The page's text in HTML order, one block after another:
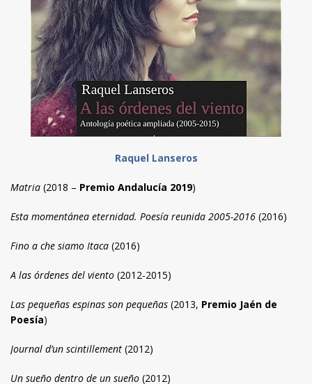
Raquel Lanseros
Matria (2018 – Premio Andalucía 2019)
Esta momentánea eternidad. Poesía reunida 2005-2016 (2016)
Fino a che siamo Itaca (2016)
A las órdenes del viento (2012-2015)
Las pequeñas espinas son pequeñas (2013, Premio Jaén de
Poesía)
Journal d’un scintillement (2012)
Un sueño dentro de un sueño (2012)